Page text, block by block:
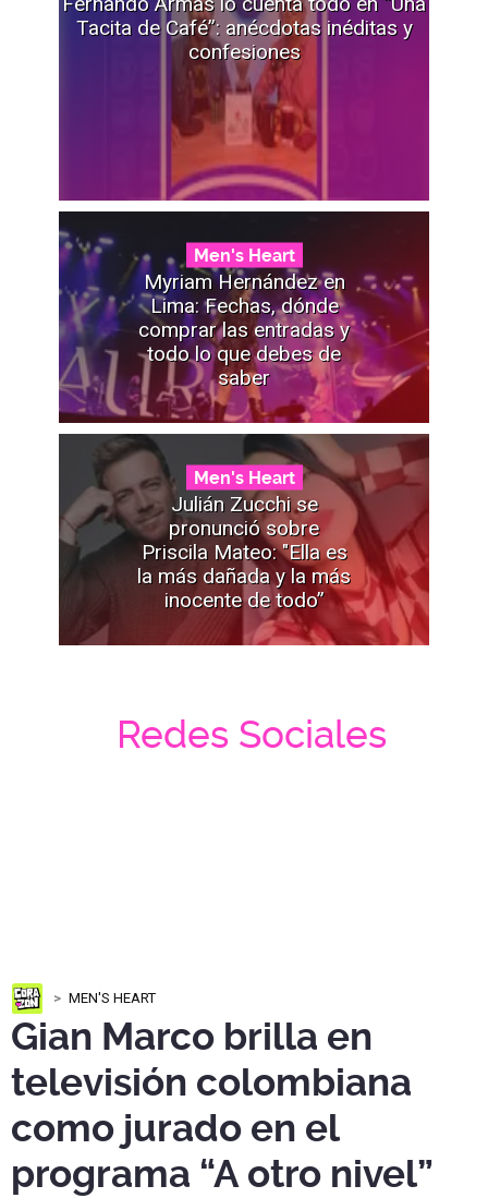
Tacita de Café”: anécdotas inéditas y
confesiones
Men's Heart
Myriam Hernández en
Lima: Fechas, dónde
comprar las entradas y
todo lo que debes de
saber
Men's Heart
Julián Zucchi se
pronunció sobre
Priscila Mateo: "Ella es
la más dañada y la más
inocente de todo”
Redes Sociales
MEN'S HEART
Gian Marco brilla en
televisión colombiana
como jurado en el
programa “A otro nivel”